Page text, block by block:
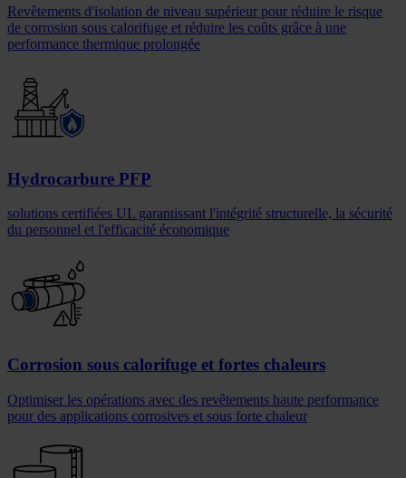
Revêtements d'isolation de niveau supérieur pour réduire le risque
de corrosion sous calorifuge et réduire les coûts grâce à une
performance thermique prolongée
Hydrocarbure PFP
solutions certifiées UL garantissant l'intégrité structurelle, la sécurité
du personnel et l'efficacité économique
Corrosion sous calorifuge et fortes chaleurs
Optimiser les opérations avec des revêtements haute performance
pour des applications corrosives et sous forte chaleur